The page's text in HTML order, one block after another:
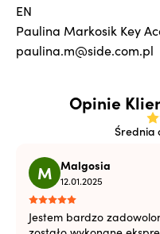
EN
Paulina Markosik Key
paulina.m@side.com.pl
Opinie
Średnia
M Malgosia
12.01.2025
Jestem bardzo